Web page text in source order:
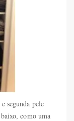
segunda pele
como uma